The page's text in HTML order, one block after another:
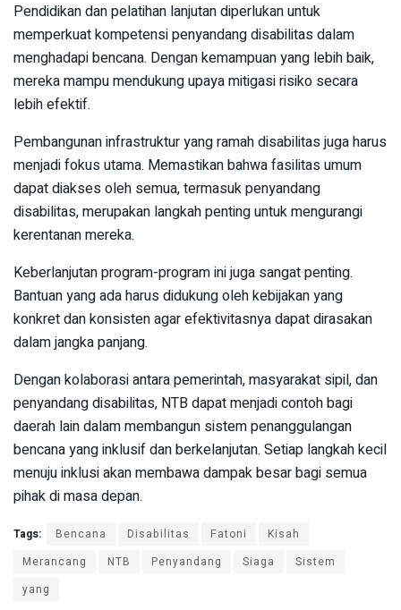
Pendidikan dan pelatihan lanjutan diperlukan untuk
memperkuat kompetensi penyandang disabilitas dalam
menghadapi bencana. Dengan kemampuan yang lebih baik,
mereka mampu mendukung upaya mitigasi risiko secara
lebih efektif.
Pembangunan infrastruktur yang ramah disabilitas juga harus
menjadi fokus utama. Memastikan bahwa fasilitas umum
dapat diakses oleh semua, termasuk penyandang
disabilitas, merupakan langkah penting untuk mengurangi
kerentanan mereka.
Keberlanjutan program-program ini juga sangat penting.
Bantuan yang ada harus didukung oleh kebijakan yang
konkret dan konsisten agar efektivitasnya dapat dirasakan
dalam jangka panjang.
Dengan kolaborasi antara pemerintah, masyarakat sipil, dan
penyandang disabilitas, NTB dapat menjadi contoh bagi
daerah lain dalam membangun sistem penanggulangan
bencana yang inklusif dan berkelanjutan. Setiap langkah kecil
menuju inklusi akan membawa dampak besar bagi semua
pihak di masa depan.
Tags: Bencana Disabilitas Fatoni
Kisah
Merancang
NTB Penyandang Siaga
Sistem
yang